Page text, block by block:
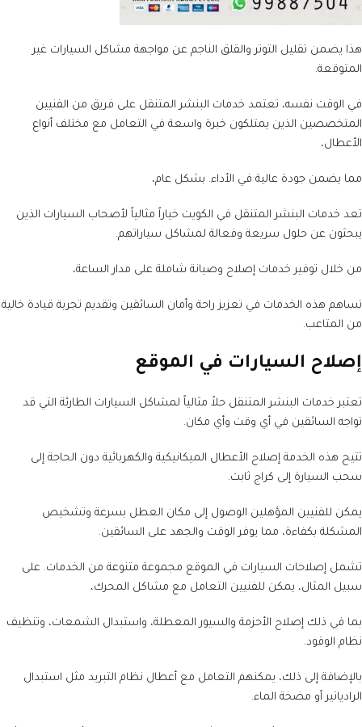
هذا يضمن تقليل التوتر والقلق الناجم عن مواجهة مشاكل السيارات غير
المتوقعة.
في الوقت نفسه، تعتمد خدمات البنشر المتنقل على فريق من الفنيين
المتخصصين الذين يمتلكون خبرة واسعة في التعامل مع مختلف أنواع
الأعطال،
مما يضمن جودة عالية في الأداء. بشكل عام،
تعد خدمات البنشر المتنقل في الكويت خياراً مثالياً لأصحاب السيارات الذين
يبحثون عن حلول سريعة وفعالة لمشاكل سياراتهم.
من خلال توفير خدمات إصلاح وصيانة شاملة على مدار الساعة،
تساهم هذه الخدمات في تعزيز راحة وأمان السائقين وتقديم تجربة قيادة خالية
من المتاعب.
إصلاح السيارات في الموقع
تعتبر خدمات البنشر المتنقل حلاً مثالياً لمشاكل السيارات الطارئة التي قد
تواجه السائقين في أي وقت وأي مكان.
تتيح هذه الخدمة إصلاح الأعطال الميكانيكية والكهربائية دون الحاجة إلى
سحب السيارة إلى كراج ثابت.
يمكن للفنيين المؤهلين الوصول إلى مكان العطل بسرعة وتشخيص
المشكلة بكفاءة، مما يوفر الوقت والجهد على السائقين.
تشمل إصلاحات السيارات في الموقع مجموعة متنوعة من الخدمات. على
سبيل المثال، يمكن للفنيين التعامل مع مشاكل المحرك،
بما في ذلك إصلاح الأحزمة والسيور المعطلة، واستبدال الشمعات، وتنظيف
نظام الوقود.
بالإضافة إلى ذلك، يمكنهم التعامل مع أعطال نظام التبريد مثل استبدال
الرادياتير أو مضخة الماء.